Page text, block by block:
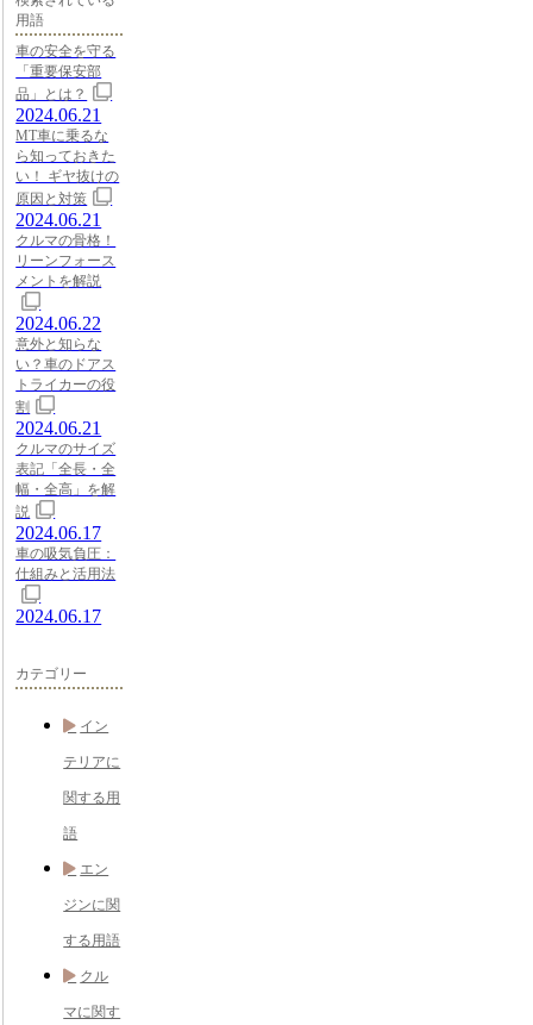
用語
車の安全を守る
「重要保安部
品」とは？
2024.06.21
MT車に乗るな
ら知っておきた
い！ ギヤ抜けの
原因と対策
2024.06.21
クルマの骨格！
リーンフォース
メントを解説
2024.06.22
意外と知らな
い？車のドアス
トライカーの役
割
2024.06.21
クルマのサイズ
表記「全長・全
幅・全高」を解
説
2024.06.17
車の吸気負圧：
仕組みと活用法
2024.06.17
カテゴリー
イン
テリアに
関する用
語
エン
ジンに関
する用語
クル
マに関す